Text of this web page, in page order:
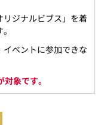
リジナルビブス」を着
イベントに参加できな
象です。